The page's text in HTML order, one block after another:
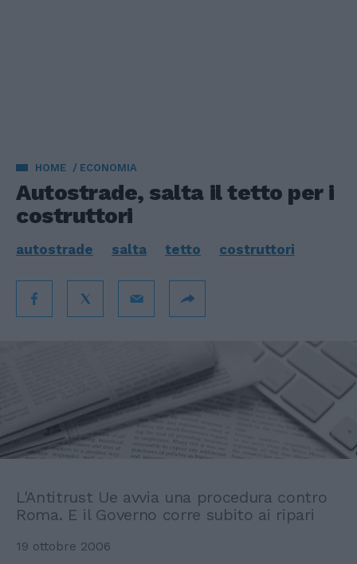
HOME ECONOMIA
Autostrade, salta il tetto per i
costruttori
autostrade salta tetto costruttori
L'Antitrust Ue avvia una procedura contro
Roma. E il Governo corre subito ai ripari
19 ottobre 2006